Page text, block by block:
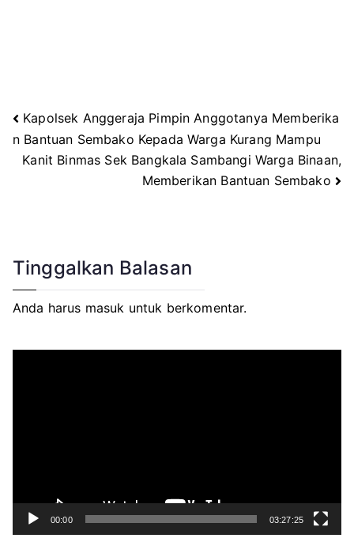
Navigasi
Kapolsek Anggeraja Pimpin Anggotanya Memberika
n Bantuan Sembako Kepada Warga Kurang Mampu
Kanit Binmas Sek Bangkala Sambangi Warga Binaan,
Memberikan Bantuan Sembako
Tinggalkan Balasan
Anda harus masuk untuk berkomentar.
P
00:00 03:27:25